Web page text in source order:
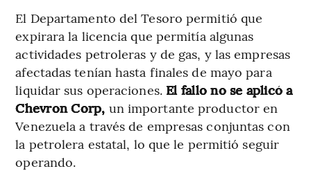
El Departamento del Tesoro permitió que
expirara la licencia que permitía algunas
actividades petroleras y de gas, y las empresas
afectadas tenían hasta finales de mayo para
liquidar sus operaciones.El fallo no se aplicó a
Chevron Corp, un importante productor en
Venezuela a través de empresas conjuntas con
la petrolera estatal, lo que le permitió seguir
operando.